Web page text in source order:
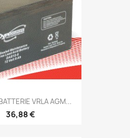
VRLA AGM...
36,88 €